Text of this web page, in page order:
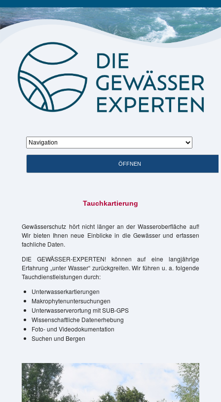
Zielseite
ÖFFNEN
Tauchkartierung
Gewässerschutz hört nicht länger an der Wasseroberfläche auf!
Wir bieten Ihnen neue Einblicke in die Gewässer und erfassen
fachliche Daten.
DIE GEWÄSSER-EXPERTEN! können auf eine langjährige
Erfahrung „unter Wasser“ zurückgreifen. Wir führen u. a. folgende
Tauchdienstleistungen durch:
Unterwasserkartierungen
Makrophytenuntersuchungen
Unterwasserverortung mit SUB-GPS
Wissenschaftliche Datenerhebung
Foto- und Videodokumentation
Suchen und Bergen